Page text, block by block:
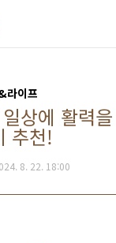
라이프
상에 활력
추천!
8. 22. 18:00